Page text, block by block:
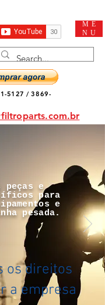
ME
NU
5127 /3869-
peças e
para
e
pesada.
os direitos
a empresa